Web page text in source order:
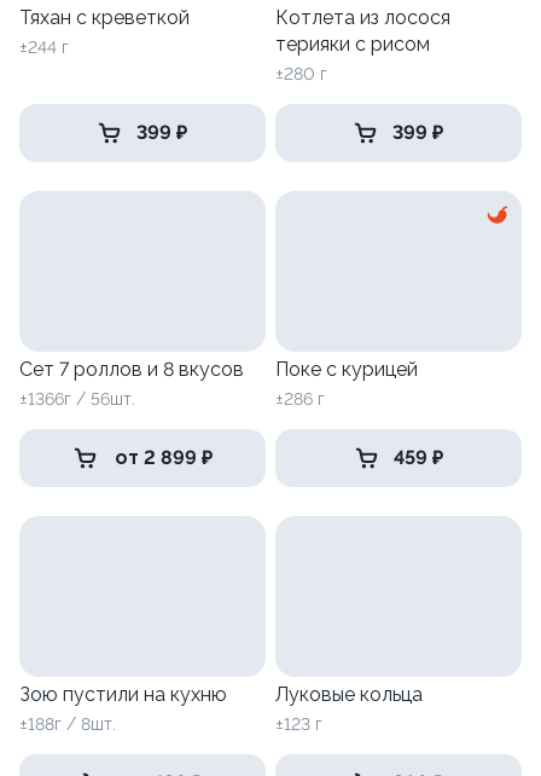
Тяхан с креветкой
±244 г
399 ₽
Котлета из лосося
терияки с рисом
±280 г
399 ₽
Сет 7 роллов и 8 вкусов
±1366г / 56шт.
от 2 899 ₽
Поке с курицей
±286 г
459 ₽
Зою пустили на кухню
±188г / 8шт.
Луковые кольца
±123 г